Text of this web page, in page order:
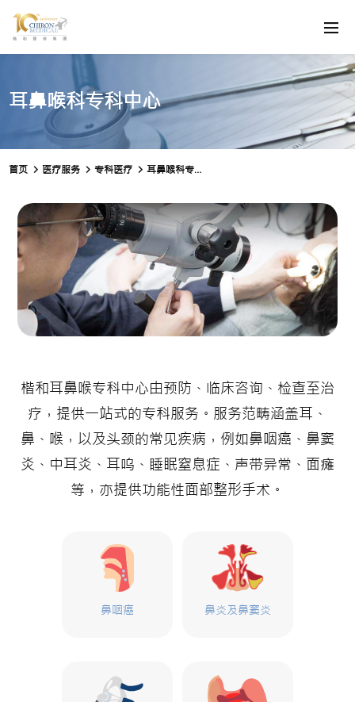
耳鼻喉科专科中心
首页 医疗服务 专科医疗 耳鼻喉科专科中心
楷和耳鼻喉专科中心由预防、临床咨询、检查至治
疗，提供一站式的专科服务。服务范畴涵盖耳、
鼻、喉，以及头颈的常见疾病，例如鼻咽癌、鼻窦
炎、中耳炎、耳呜、睡眠窒息症、声带异常、面瘫
等，亦提供功能性面部整形手术。
鼻咽癌 鼻炎及鼻窦炎